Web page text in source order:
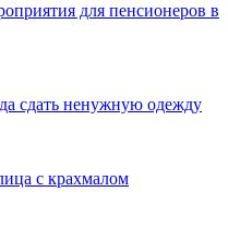
для пенсионеров в
сдать ненужную одежду
с крахмалом